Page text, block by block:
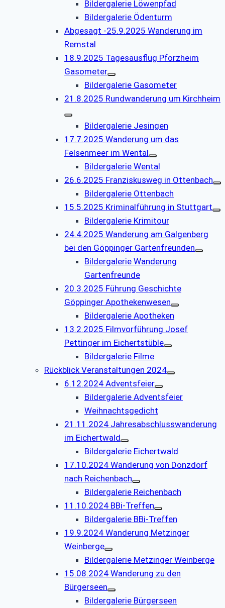
Bildergalerie Löwenpfad
Bildergalerie Ödenturm
Abgesagt -25.9.2025 Wanderung im
Remstal
18.9.2025 Tagesausflug Pforzheim
Gasometer
Bildergalerie Gasometer
21.8.2025 Rundwanderung um Kirchheim
Bildergalerie Jesingen
17.7.2025 Wanderung um das
Felsenmeer im Wental
Bildergalerie Wental
26.6.2025 Franziskusweg in Ottenbach
Bildergalerie Ottenbach
15.5.2025 Kriminalführung in Stuttgart
Bildergalerie Krimitour
24.4.2025 Wanderung am Galgenberg
bei den Göppinger Gartenfreunden
Bildergalerie Wanderung
Gartenfreunde
20.3.2025 Führung Geschichte
Göppinger Apothekenwesen
Bildergalerie Apotheken
13.2.2025 Filmvorführung Josef
Pettinger im Eichertstüble
Bildergalerie Filme
Rückblick Veranstaltungen 2024
6.12.2024 Adventsfeier
Bildergalerie Adventsfeier
Weihnachtsgedicht
21.11.2024 Jahresabschlusswanderung
im Eichertwald
Bildergalerie Eichertwald
17.10.2024 Wanderung von Donzdorf
nach Reichenbach
Bildergalerie Reichenbach
11.10.2024 BBi-Treffen
Bildergalerie BBi-Treffen
19.9.2024 Wanderung Metzinger
Weinberge
Bildergalerie Metzinger Weinberge
15.08.2024 Wanderung zu den
Bürgerseen
Bildergalerie Bürgerseen